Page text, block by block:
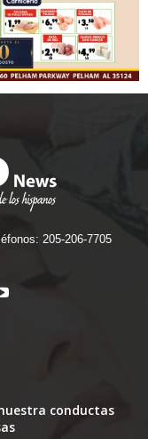
205-206-7705
conductas